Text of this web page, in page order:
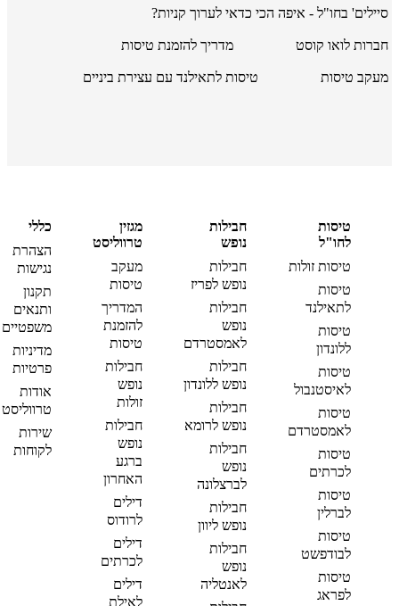
סיילים' בחו"ל - איפה הכי כדאי לערוך קניות?
חברות לואו קוסט מדריך להזמנת טיסות
מעקב טיסות טיסות לתאילנד עם עצירת ביניים
טיסות
לחו"ל
טיסות זולות
טיסות
לתאילנד
טיסות
ללונדון
טיסות
לאיסטנבול
טיסות
לאמסטרדם
טיסות
לכרתים
טיסות
לברלין
טיסות
לבודפשט
טיסות
לפראג
חבילות
נופש
חבילות
נופש לפריז
חבילות
נופש
לאמסטרדם
חבילות
נופש ללונדון
חבילות
נופש לרומא
חבילות
נופש
לברצלונה
חבילות
נופש ליוון
חבילות
נופש
לאנטליה
מגזין
טרווליסט
מעקב
טיסות
המדריך
להזמנת
טיסות
חבילות
נופש
זולות
חבילות
נופש
ברגע
האחרון
דילים
לרודוס
דילים
לכרתים
דילים
לאילת
כללי
הצהרת
נגישות
תקנון
ותנאים
משפטיים
מדיניות
פרטיות
אודות
טרווליסט
שירות
לקוחות